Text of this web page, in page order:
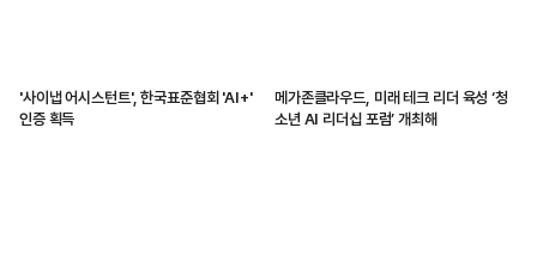
'사이냅 어시스턴트', 한국표준협회 'AI+'
인증 획득
메가존클라우드, 미래 테크 리더 육성 ‘청
소년 AI 리더십 포럼’ 개최해